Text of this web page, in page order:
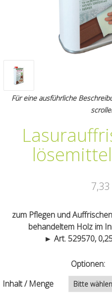
Für eine ausführliche
7,33
zum Pflegen und
behandeltem Holz im
► Art. 529570,
Optionen:
Inhalt / Menge